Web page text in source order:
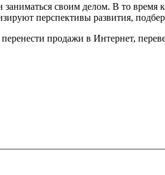
своим делом. В то время
перспективы развития,
продажи в Интернет,